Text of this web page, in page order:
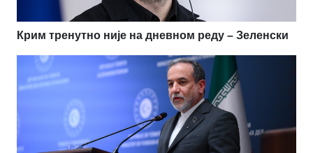
Крим тренутно није на дневном реду – Зеленски